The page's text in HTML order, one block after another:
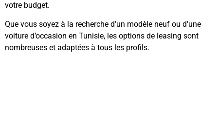
votre budget.
Que vous soyez à la recherche d’un modèle neuf ou d’une
voiture d’occasion en Tunisie, les options de leasing sont
nombreuses et adaptées à tous les profils.